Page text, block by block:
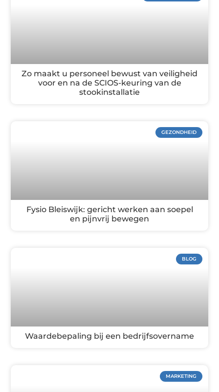
Zo maakt u personeel bewust van veiligheid
voor en na de SCIOS-keuring van de
stookinstallatie
GEZONDHEID
Fysio Bleiswijk: gericht werken aan soepel
en pijnvrij bewegen
BLOG
Waardebepaling bij een bedrijfsovername
MARKETING